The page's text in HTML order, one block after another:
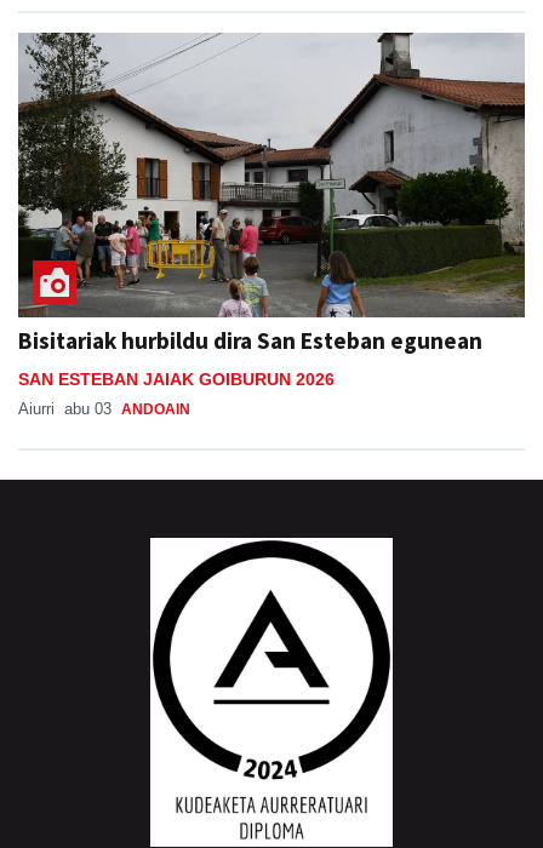
Bisitariak hurbildu dira San Esteban egunean
SAN ESTEBAN JAIAK GOIBURUN 2026
Aiurri abu 03 ANDOAIN